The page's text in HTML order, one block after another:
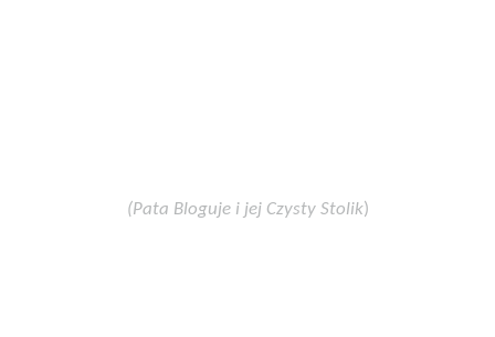
(Pata Bloguje i jej Czysty Stolik)